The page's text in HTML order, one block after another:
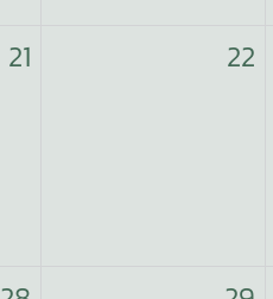
21 22